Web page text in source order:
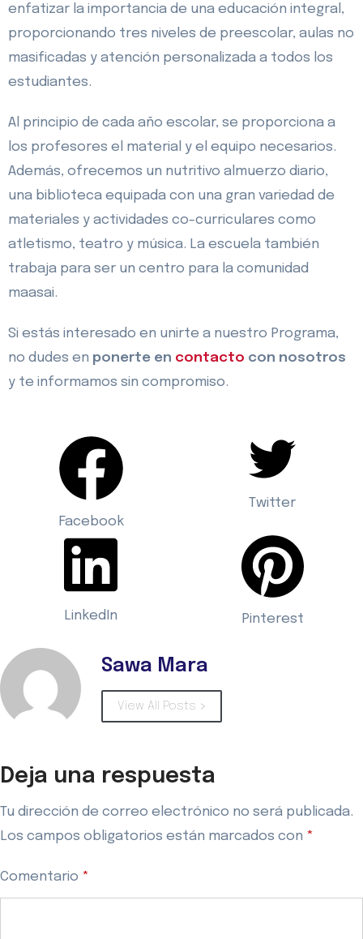
enfatizar la importancia de una educación integral,
proporcionando tres niveles de preescolar, aulas no
masificadas y atención personalizada a todos los
estudiantes.
Al principio de cada año escolar, se proporciona a
los profesores el material y el equipo necesarios.
Además, ofrecemos un nutritivo almuerzo diario,
una biblioteca equipada con una gran variedad de
materiales y actividades co-curriculares como
atletismo, teatro y música. La escuela también
trabaja para ser un centro para la comunidad
maasai.
Si estás interesado en unirte a nuestro Programa,
no dudes en ponerte en contacto con nosotros
y te informamos sin compromiso.
Facebook
Twitter
LinkedIn Pinterest
Sawa Mara
View All Posts >
Deja una respuesta
Tu dirección de correo electrónico no será publicada.
Los campos obligatorios están marcados con *
Comentario *